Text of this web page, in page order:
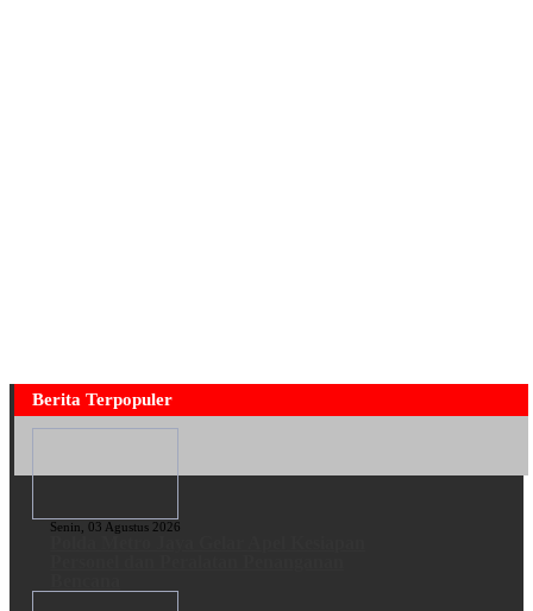
Berita Terpopuler
Senin, 03 Agustus 2026